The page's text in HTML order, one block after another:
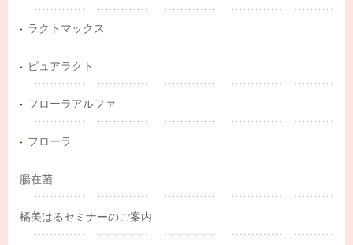
ラクトマックス
ピュアラクト
フローラアルファ
フローラ
腸在菌
橘美はるセミナーのご案内